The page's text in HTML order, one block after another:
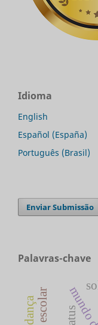
Idioma
English
Español (España)
Português (Brasil)
Enviar Submissão
Palavras-chave